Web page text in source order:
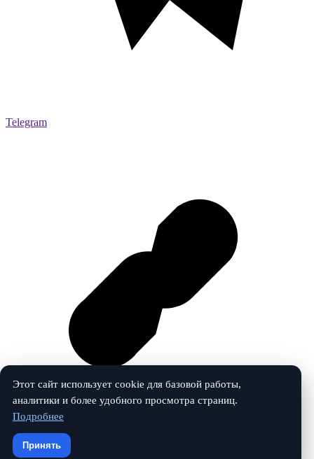
Telegram
Vk
Этот сайт использует cookie для базовой работы,
аналитики и более удобного просмотра страниц.
Подробнее
Принять